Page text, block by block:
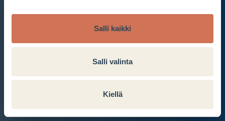
Salli kaikki
Salli valinta
Kiellä